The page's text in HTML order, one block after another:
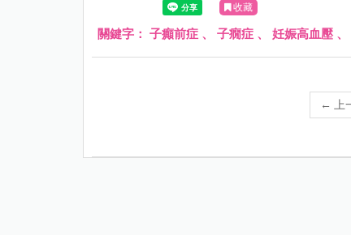
收藏
關鍵字： 子癲前症 、 子癇症 、 妊娠高血壓 、
← 上